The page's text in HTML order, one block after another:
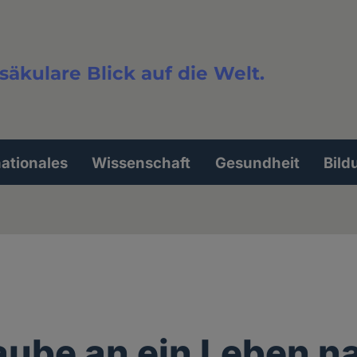
Blick auf die Welt.
Wissenschaft Gesundheit